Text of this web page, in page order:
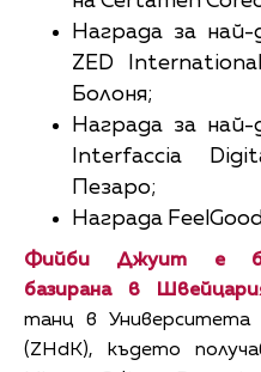
Награда за
ZED
Болоня;
Награда за
Interfaccia
Пезаро;
Награда
Фийби Джуит е
базирана в
танц в
(ZHdK), където